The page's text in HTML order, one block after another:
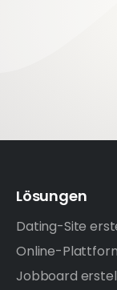
Lösungen
Dating-Site
Online-
Jobboard